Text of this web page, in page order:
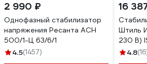
2 990 ₽
Однофазный стабилизатор
напряжения Ресанта АСН
500/1-Ц 63/6/1
4.5(1457)
16
Штиль
230 В)
4.8